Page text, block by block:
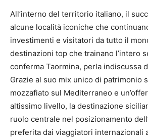
All’interno del territorio italiano, il
alcune località iconiche che
investimenti e visitatori da tutto il
destinazioni top che trainano l’intero
conferma Taormina, perla indiscussa
Grazie al suo mix unico di patrimonio
mozzafiato sul Mediterraneo e
altissimo livello, la destinazione
ruolo centrale nel posizionamento
preferita dai viaggiatori internazionali